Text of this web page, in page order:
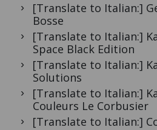
[Translate to Italian:]
Bosse
[Translate to Italian:]
Space Black Edition
[Translate to Italian:]
Solutions
[Translate to Italian:]
Couleurs Le Corbusier
[Translate to Italian:]